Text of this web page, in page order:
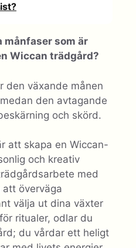
månfaser som är
Wiccan trädgård?
den växande månen
den avtagande
och skörd.
att skapa en Wiccan-
och kreativ
med
att överväga
välja ut dina växter
ritualer, odlar du
du vårdar ett heligt